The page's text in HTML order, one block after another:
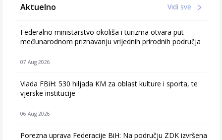
Aktuelno Vidi sve
Federalno ministarstvo okoliša i turizma otvara put
međunarodnom priznavanju vrijednih prirodnih područja
07 Aug 2026
Vlada FBiH: 530 hiljada KM za oblast kulture i sporta, te
vjerske institucije
06 Aug 2026
Porezna uprava Federacije BiH: Na području ZDK izvršena